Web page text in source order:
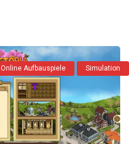
Online Aufbauspiele Simulation